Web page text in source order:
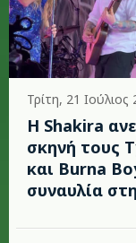
Τρίτη, 21 Ιούλιος
Η Shakira
σκηνή τους
και Burna
συναυλία